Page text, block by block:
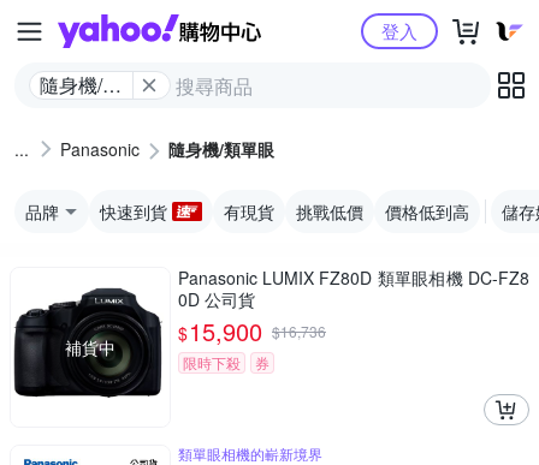
Yahoo購物中心
隨身機/類
登入
Panasonic 隨身機/類單眼
品牌 快速到貨 有現貨 挑戰低價 價格低到高 儲
補貨中
Panasonic LUMIX FZ80D 類單眼相機 DC-FZ8
0D 公司貨
$15,900 $16,736
限時下殺
券
類單眼相機的嶄新境界